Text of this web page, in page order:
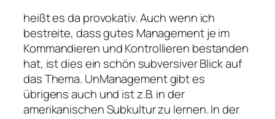
heißt es da provokativ. Auch wenn ich
bestreite, dass gutes Management je im
Kommandieren und Kontrollieren bestanden
hat, ist dies ein schön subversiver Blick auf
das Thema. UnManagement gibt es
übrigens auch und ist z.B. in der
amerikanischen Subkultur zu lernen. In der